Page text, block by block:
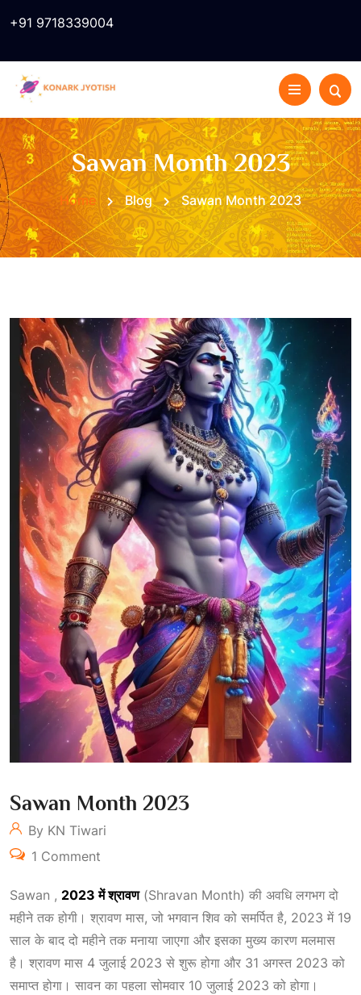
+91 9718339004
Sawan Month 2023
Home Blog Sawan Month 2023
Sawan Month 2023
By KN Tiwari
1 Comment
Sawan , 2023 में श्रावण(Shravan Month) की अवधि लगभग दो
महीने तक होगी। श्रावण मास, जो भगवान शिव को समर्पित है, 2023 में 19
साल के बाद दो महीने तक मनाया जाएगा और इसका मुख्य कारण मलमास
है। श्रावण मास 4 जुलाई 2023 से शुरू होगा और 31 अगस्त 2023 को
समाप्त होगा। सावन का पहला सोमवार 10 जुलाई 2023 को होगा।